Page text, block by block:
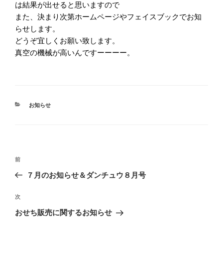
は結果が出せると思いますので
また、決まり次第ホームページやフェイスブックでお知
らせします。
どうぞ宜しくお願い致します。
真空の機械が高いんですーーーー。
カ
お知らせ
投
ビ
ゲ
前
の
稿
前
７月のお知らせ＆ダンチュウ８月号
次
の
次
おせち販売に関するお知らせ